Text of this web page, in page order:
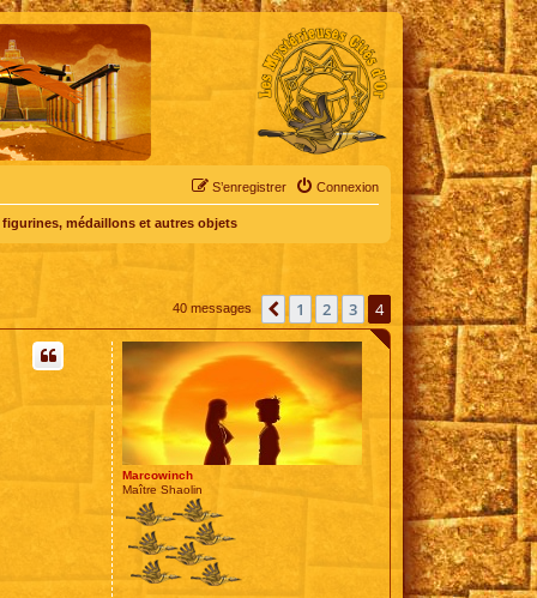
Connexion
S’enregistrer
figurines, médaillons et autres objets
40 messages Précédente
1 2 3 4
Marcowinch
Maître Shaolin